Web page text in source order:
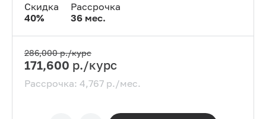
Скидка
40%
Рассрочка
36 мес.
286,000р./курс
171,600 р./курс
Рассрочка: 4,767 р./мес.